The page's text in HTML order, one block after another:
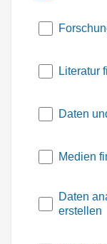
Literatur
Daten
Medien
Daten
erstellen